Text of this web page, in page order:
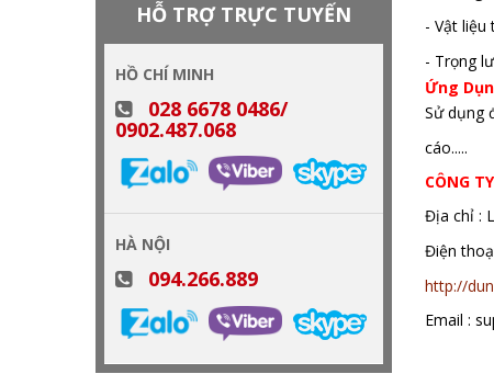
- Vật liệu
- Trọng
Ứng
Sử dụng
cáo.....
CÔNG
Địa chỉ :
Điện
http://
Email :
HỖ TRỢ TRỰC TUYẾN
HỒ CHÍ MINH
028 6678 0486/
0902.487.068
HÀ NỘI
094.266.889